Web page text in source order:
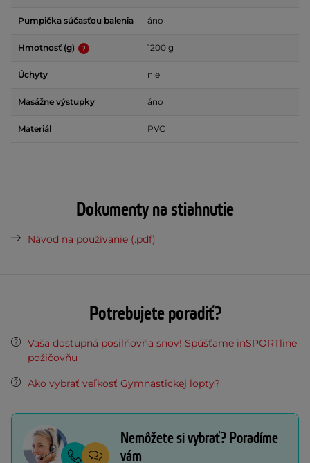
Pumpička súčasťou balenia áno
Hmotnosť (g) 1200 g
Úchyty nie
Masážne výstupky áno
Materiál PVC
Dokumenty na stiahnutie
Návod na používanie (.pdf)
Potrebujete poradiť?
Vaša dostupná posilňovňa snov! Spúšťame inSPORTline
požičovňu
Ako vybrať veľkosť Gymnastickej lopty?
Nemôžete si vybrať? Poradíme
vám